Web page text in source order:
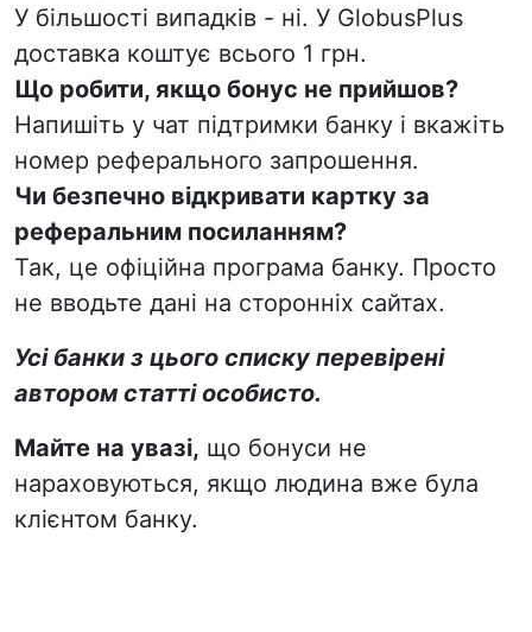
У більшості випадків - ні. У GlobusPlus
доставка коштує всього 1 грн.
Що робити, якщо бонус не прийшов?
Напишіть у чат підтримки банку і вкажіть
номер реферального запрошення.
Чи безпечно відкривати картку за
реферальним посиланням?
Так, це офіційна програма банку. Просто
не вводьте дані на сторонніх сайтах.
Усі банки з цього списку перевірені
автором статті особисто.
Майте на увазі, що бонуси не
нараховуються, якщо людина вже була
клієнтом банку.